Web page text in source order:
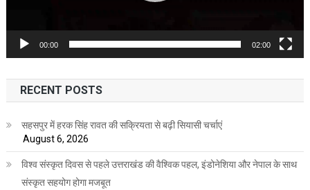
00:00 02:00
RECENT POSTS
सहसपुर में हरक सिंह रावत की सक्रियता से बढ़ी सियासी चर्चाएं
August 6, 2026
विश्व संस्कृत दिवस से पहले उत्तराखंड की वैश्विक पहल, इंडोनेशिया और नेपाल के साथ
संस्कृत सहयोग होगा मजबूत